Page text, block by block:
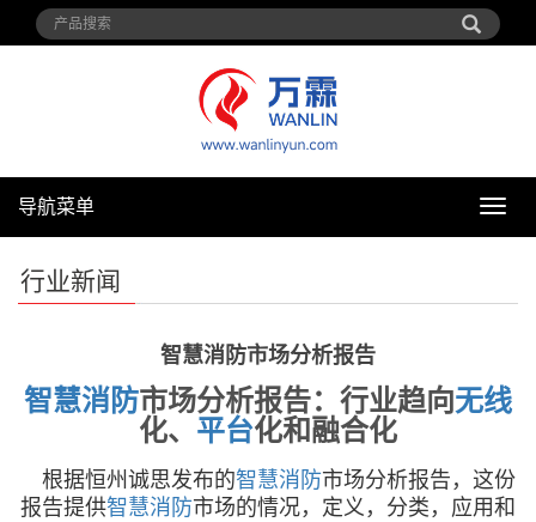
导
导航菜单
行业新闻
智慧消防市场分析报告
智慧消防市场分析报告：行业趋向无线
化、 平台化和融合化
根据恒州诚思发布的智慧消防市场分析报告 ，这份
报告提供智慧消防市场的情况，定义，分类，应用和